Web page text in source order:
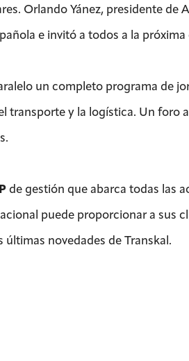
Orlando Yánez, presidente de
e invitó a todos a la
un completo programa de
transporte y la logística. Un foro
de gestión que abarca todas las
puede proporcionar a sus
últimas novedades de Transkal.